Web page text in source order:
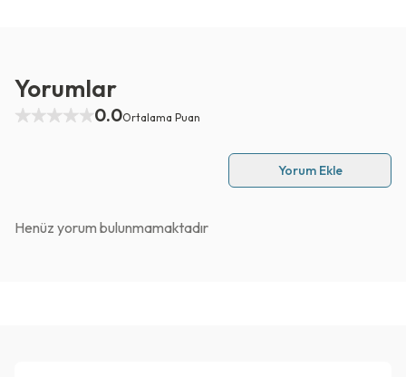
Yorumlar
0.0Ortalama Puan
Yorum Ekle
Henüz yorum bulunmamaktadır